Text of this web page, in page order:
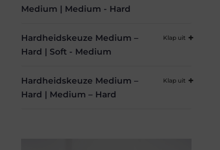
Medium | Medium - Hard
Hardheidskeuze Medium –
Hard | Soft - Medium
Hardheidskeuze Medium –
Hard | Medium – Hard